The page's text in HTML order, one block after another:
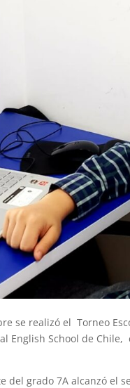
se realizó el Torneo
English School de
del grado 7A alcanzó el